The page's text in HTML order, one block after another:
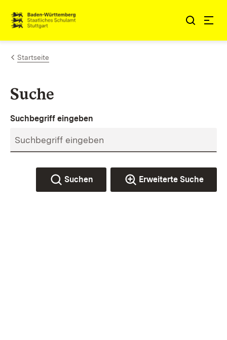
Zum Inhalt springen
Link zur Startseite
Startseite
Suche
Suchbegriff eingeben
Suchen Erweiterte Suche